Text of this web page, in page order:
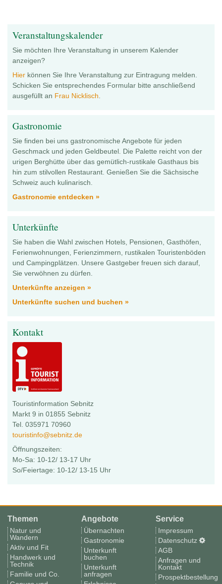
Veranstaltungskalender
Sie möchten Ihre Veranstaltung in unserem Kalender
anzeigen?
Hier können Sie Ihre Veranstaltung zur Eintragung melden.
Schicken Sie entsprechendes Formular bitte anschließend
ausgefüllt an Frau Nicklisch.
Gastronomie
Sie finden bei uns gastronomische Angebote für jeden
Geschmack und jeden Geldbeutel. Die Palette reicht von der
urigen Berghütte über das gemütlich-rustikale Gasthaus bis
hin zum stilvollen Restaurant. Genießen Sie die Sächsische
Schweiz auch kulinarisch.
Gastronomie entdecken »
Unterkünfte
Sie haben die Wahl zwischen Hotels, Pensionen, Gasthöfen,
Ferienwohnungen, Ferienzimmern, rustikalen Touristenböden
und Campingplätzen. Unsere Gastgeber freuen sich darauf,
Sie verwöhnen zu dürfen.
Unterkünfte anzeigen »
Unterkünfte suchen und buchen »
Kontakt
Touristinformation Sebnitz
Markt 9 in 01855 Sebnitz
Tel. 035971 70960
touristinfo@sebnitz.de
Öffnungszeiten:
Mo-Sa: 10-12/ 13-17 Uhr
So/Feiertage: 10-12/ 13-15 Uhr
Themen
Natur und
Wandern
Aktiv und Fit
Handwerk und
Technik
Familie und Co.
Angebote
Übernachten
Gastronomie
Unterkunft
buchen
Unterkunft
anfragen
Service
Impressum
Datenschutz
AGB
Anfragen und
Kontakt
Prospektbestellung